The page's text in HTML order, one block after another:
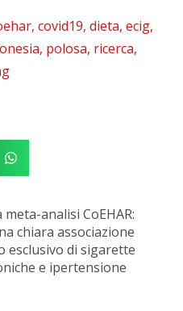
, covid19, dieta, ecig,
, polosa, ricerca,
meta-analisi CoEHAR:
chiara associazione
esclusivo di sigarette
e ipertensione